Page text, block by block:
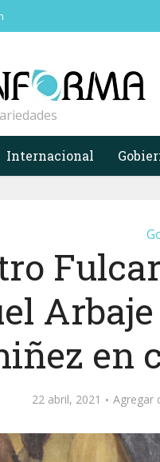
Internacional
en
22 abril, 2021 Agregar